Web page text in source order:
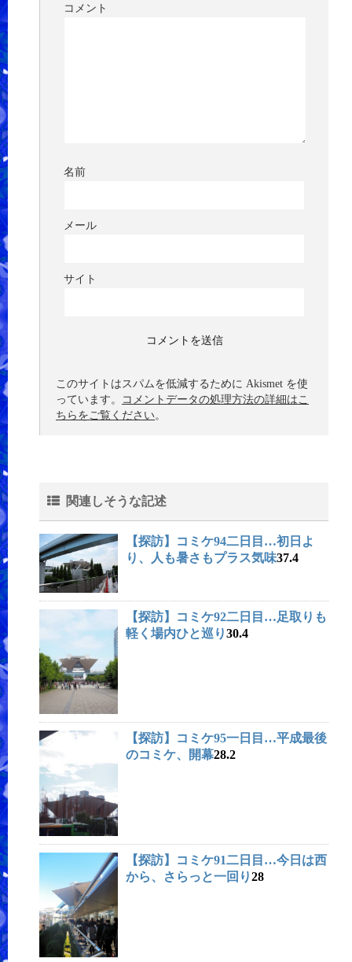
コメント
名前
メール
サイト
このサイトはスパムを低減するために Akismet を使
っています。
コメントデータの処理方法の詳細はこ
ちらをご覧ください。
関連しそうな記述
【探訪】コミケ94二日目…初日よ
り、人も暑さもプラス気味37.4
【探訪】コミケ92二日目…足取りも
軽く場内ひと巡り30.4
【探訪】コミケ95一日目…平成最後
のコミケ、開幕28.2
【探訪】 コミケ91二日目…今日は西
から、さらっと一回り28